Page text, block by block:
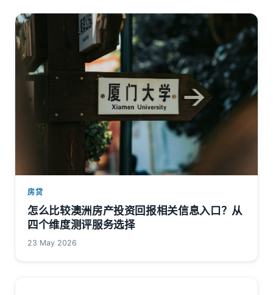
房贷
怎么比较澳洲房产投资回报相关信息入口？从
四个维度测评服务选择
23 May 2026